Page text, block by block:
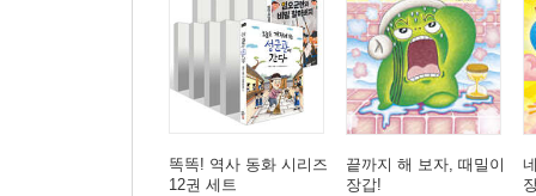
똑똑! 역사 동화 시리즈
12권 세트
끝까지 해 보자, 때밀이
장갑!